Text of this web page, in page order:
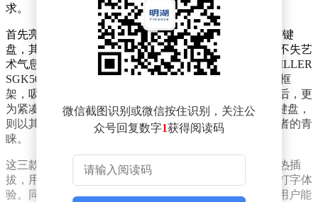
求。
首先亮相的是96%配列的SKILLER SGK50 S2 Wood PBT键
盘，其设计兼顾了实用性与美观性，为追求全面功能又不失艺
术气息的用户提供了理想选择。紧接着，75%配列的SKILLER
SGK50 S3 Wood PBT键盘以其紧凑的布局和精致的木质框
架，吸引了众多追求高效输入与空间利用率的用户。最后，更
为紧凑的60%配列SKILLER SGK50 S4 Gen2 Wood PBT键盘，
则以其极简设计和强大的自定义功能，赢得了键盘爱好者的青
睐。
这三款键盘在功能方面同样不容小觑。它们均支持轴体热插
拔，用户可以根据个人喜好随意更换轴体，享受不同的打字体
验。同时，键盘还支持开源的QMK / VIA改键软件，让用户能
微信截图识别或微信按住识别，关注公
众号回复数字1获得阅读码